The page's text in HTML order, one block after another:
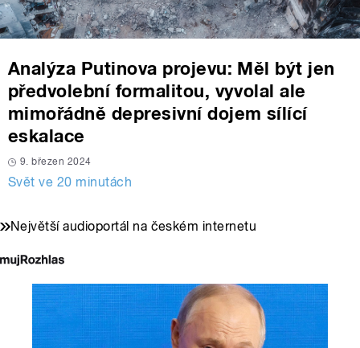
Analýza Putinova projevu: Měl být jen
předvolební formalitou, vyvolal ale
mimořádně depresivní dojem sílící
eskalace
9. březen 2024
Svět ve 20 minutách
Největší audioportál na českém internetu